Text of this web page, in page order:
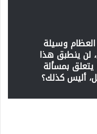
وسيلة
لن ينطبق هذا
بمسألة
أليس كذلك؟